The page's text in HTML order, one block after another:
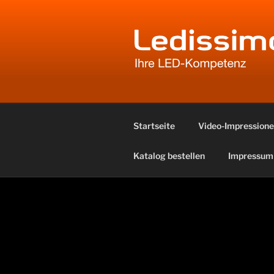
Startseite Video-
Katalog bestellen Impressum